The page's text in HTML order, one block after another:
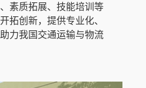
素质拓展、技能培训等
拓创新，提供专业化、
力我国交通运输与物流